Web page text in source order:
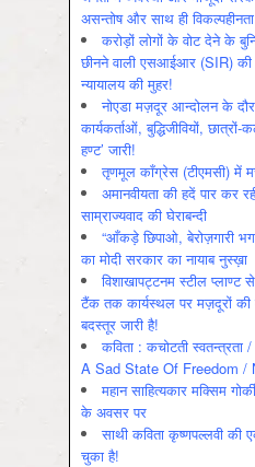
असन्‍तोष और साथ ही
करोड़ों लोगों के वोट देने के
छीनने वाली एसआईआर (SIR) की
न्यायालय की मुहर!
नोएडा मज़दूर आन्दोलन के
कार्यकर्ताओं, बुद्धिजीवियों,
हण्ट’ जारी!
तृणमूल काँग्रेस (टीएमसी) में
अमानवीयता की हदें पार कर
साम्राज्यवाद की घेराबन्दी
“आँकड़े छिपाओ, बेरोज़गारी
का मोदी सरकार का नायाब नुस्ख़ा
विशाखापट्टनम स्टील
टैंक तक कार्यस्थल पर मज़दूरों की
बदस्तूर जारी है!
कविता : कचोटती
A Sad State Of Freedom /
महान साहित्यकार मक्सिम
के अवसर पर
साथी कविता कृष्णपल्लवी की
चुका है!